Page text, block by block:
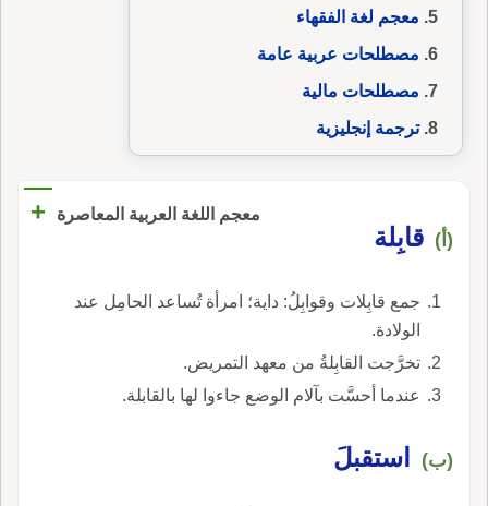
معجم لغة الفقهاء
مصطلحات عربية عامة
مصطلحات مالية
ترجمة إنجليزية
معجم اللغة العربية المعاصرة +
(أ) قابِلة
جمع قابِلات وقوابِلُ: داية؛ امرأة تُساعد الحامِل عند
الولادة.
تخرَّجت القابِلةُ من معهد التمريض.
عندما أحسَّت بآلام الوضع جاءوا لها بالقابلة.
(ب) استقبلَ